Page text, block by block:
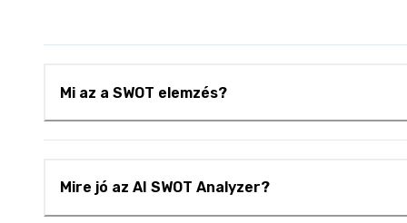
Mi az a SWOT elemzés?
Mire jó az AI SWOT Analyzer?